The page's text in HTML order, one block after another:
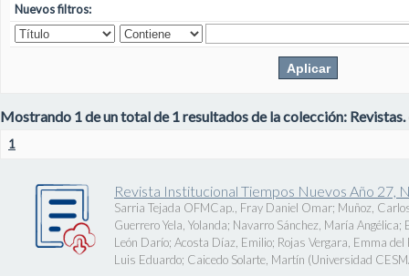
Nuevos filtros:
Mostrando 1 de un total de 1 resultados de la colección: Revistas.
1
Revista Institucional Tiempos Nuevos Año 27,
Sarria Tejada OFMCap., Fray Daniel Omar; Muñoz,
Guerrero Yela, Yolanda; Navarro Sánchez, María Angélica;
León Darío; Acosta Díaz, Emilio; Rojas Vergara, Emma del
Luis Eduardo; Caicedo Solarte, Martín (Universidad